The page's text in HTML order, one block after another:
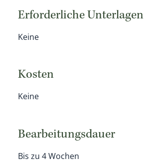
Erforderliche Unterlagen
Keine
Kosten
Keine
Bearbeitungsdauer
Bis zu 4 Wochen